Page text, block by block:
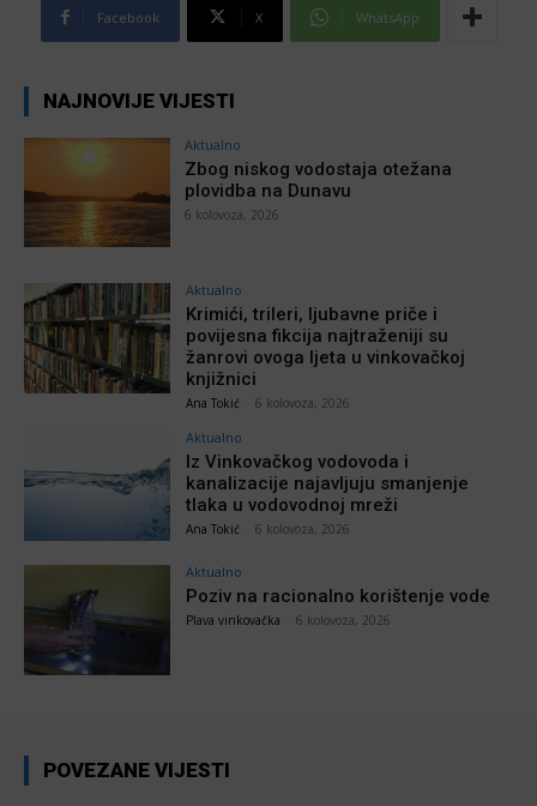
Facebook X WhatsApp
NAJNOVIJE VIJESTI
Aktualno
Zbog niskog vodostaja otežana
plovidba na Dunavu
6 kolovoza, 2026
Aktualno
Krimići, trileri, ljubavne priče i
povijesna fikcija najtraženiji su
žanrovi ovoga ljeta u vinkovačkoj
knjižnici
Ana Tokić 6 kolovoza, 2026
Aktualno
Iz Vinkovačkog vodovoda i
kanalizacije najavljuju smanjenje
tlaka u vodovodnoj mreži
Ana Tokić 6 kolovoza, 2026
Aktualno
Poziv na racionalno korištenje vode
Plava vinkovačka 6 kolovoza, 2026
POVEZANE VIJESTI